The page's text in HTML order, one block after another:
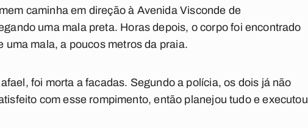
caminha em direção à Avenida Visconde de
uma mala preta. Horas depois, o corpo foi encontrado
uma mala, a poucos metros da praia.
foi morta a facadas. Segundo a polícia, os dois já não
com esse rompimento, então planejou tudo e executou